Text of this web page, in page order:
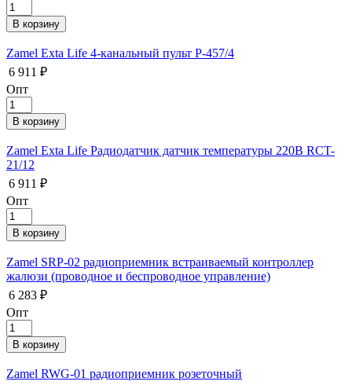
Zamel Exta Life 4-канальный пульт P-457/4
6 911 ₽
Опт
Zamel Exta Life Радиодатчик датчик температуры 220В RCT-
21/12
6 911 ₽
Опт
Zamel SRP-02 радиоприемник встраиваемый контроллер
жалюзи (проводное и беспроводное управление)
6 283 ₽
Опт
Zamel RWG-01 радиоприемник розеточный